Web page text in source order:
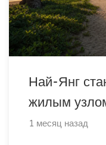
Най-Янг
жилым
1 месяц назад